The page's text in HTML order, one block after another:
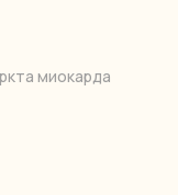
миокарда